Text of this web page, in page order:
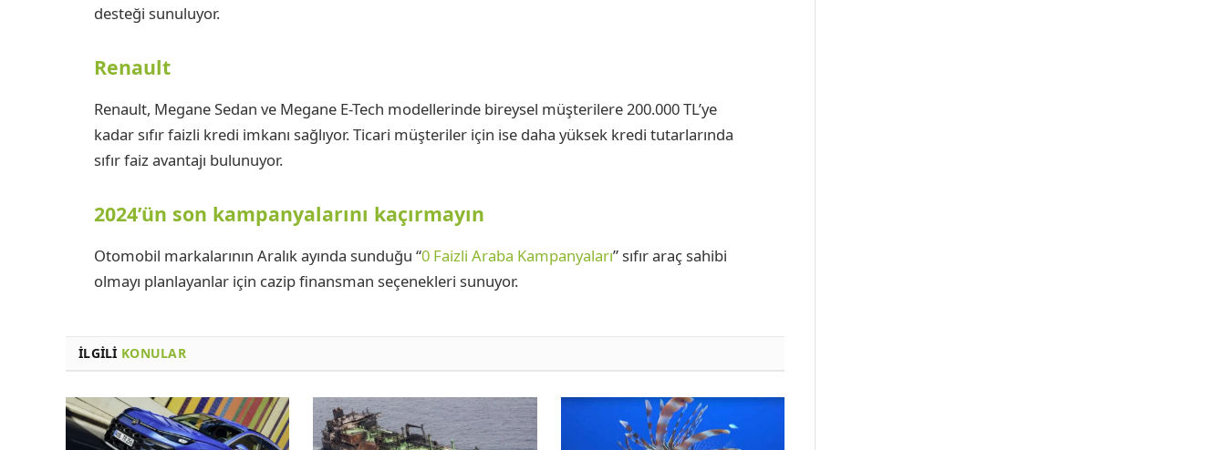
desteği sunuluyor.
Renault
Renault, Megane Sedan ve Megane E-Tech modellerinde bireysel müşterilere 200.000 TL’ye
kadar sıfır faizli kredi imkanı sağlıyor. Ticari müşteriler için ise daha yüksek kredi tutarlarında
sıfır faiz avantajı bulunuyor.
2024’ün son kampanyalarını kaçırmayın
Otomobil markalarının Aralık ayında sunduğu “0 Faizli Araba Kampanyaları” sıfır araç sahibi
olmayı planlayanlar için cazip finansman seçenekleri sunuyor.
İLGILI KONULAR